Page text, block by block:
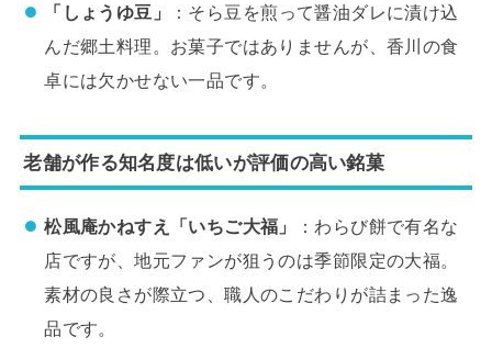
「しょうゆ豆」
：そら豆を煎って醤油ダレに漬け込
んだ郷土料理。お菓子ではありませんが、香川の食
卓には欠かせない一品です。
老舗が作る知名度は低いが評価の高い銘菓
松風庵かねすえ「いちご大福」
：わらび餅で有名な
店ですが、地元ファンが狙うのは季節限定の大福。
素材の良さが際立つ、職人のこだわりが詰まった逸
品です。